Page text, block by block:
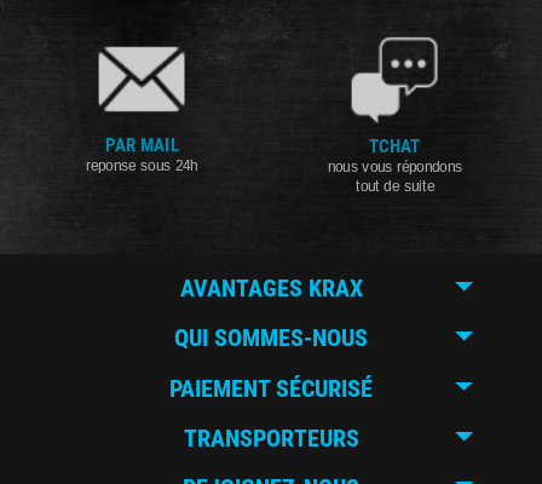
PAR MAIL
reponse sous 24h
TCHAT
nous vous répondons
tout de suite
AVANTAGES KRAX
QUI SOMMES-NOUS
PAIEMENT SÉCURISÉ
TRANSPORTEURS